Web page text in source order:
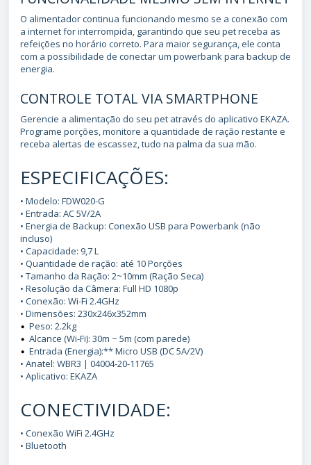
O alimentador continua funcionando mesmo se a conexão com
a internet for interrompida, garantindo que seu pet receba as
refeições no horário correto. Para maior segurança, ele conta
com a possibilidade de conectar um powerbank para backup de
energia.
CONTROLE TOTAL VIA SMARTPHONE
Gerencie a alimentação do seu pet através do aplicativo EKAZA.
Programe porções, monitore a quantidade de ração restante e
receba alertas de escassez, tudo na palma da sua mão.
ESPECIFICAÇÕES:
• Modelo: FDW020-G
• Entrada: AC 5V/2A
• Energia de Backup: Conexão USB para Powerbank (não
incluso)
• Capacidade: 9,7 L
• Quantidade de ração: até 10 Porções
• Tamanho da Ração: 2~10mm (Ração Seca)
• Resolução da Câmera: Full HD 1080p
• Conexão: Wi-Fi 2.4GHz
• Dimensões: 230x246x352mm
• Peso: 2.2kg
• Alcance (Wi-Fi): 30m ~ 5m (com parede)
• Entrada (Energia):** Micro USB (DC 5A/2V)
• Anatel: WBR3 | 04004-20-11765
• Aplicativo: EKAZA
CONECTIVIDADE:
• Conexão WiFi 2.4GHz
• Bluetooth